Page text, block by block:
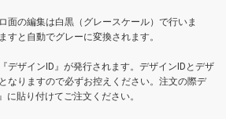
面の編集は白黒（グレースケール）で行いま
すと自動でグレーに変換されます。
デザインID』が発行されます。デザインIDとデザ
なりますので必ずお控えください。注文の際デ
に貼り付けてご注文ください。